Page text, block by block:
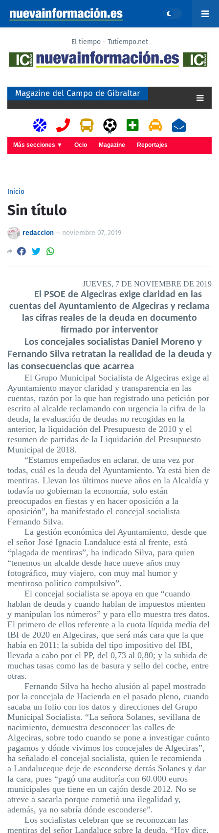
El tiempo - Tutiempo.net
Magazine del Campo de Gibraltar
A
Más secciones ▼ Ocio Magazine Reportajes
Inicio
Sin título
redaccion— noviembre 07, 2019
JUEVES, 7 DE NOVIEMBRE DE 2019
El PSOE de Algeciras exige claridad en las
cuentas del Ayuntamiento de Algeciras y reclama
las cifras reales de la deuda en documento
firmado por interventor
Los concejales socialistas Daniel Moreno y
Fernando Silva retratan la realidad de la deuda y
las consecuencias que acarrea
El Grupo Municipal Socialista de Algeciras exige al
Ayuntamiento mayor claridad y transparencia en las
cuentas, razón por la que han registrado una petición por
escrito al alcalde reclamando con urgencia la cifra de la
deuda, la evaluación de deudas no recogidas en la
anterior, la liquidación del Presupuesto de 2010 y el
resumen de partidas de la Liquidación del Presupuesto
Municipal de 2018.
“Estamos empeñados en aclarar, de una vez por
todas, cuál es la deuda del Ayuntamiento. Ya está bien de
mentiras. Llevan los últimos nueve años en la Alcaldía y
todavía no gobiernan la economía, solo están
preocupados en fiestas y en hacer oposición a la
oposición”, ha manifestado el concejal socialista
Fernando Silva.
La gestión económica del Ayuntamiento, desde que
el señor José Ignacio Landaluce está al frente, está
“plagada de mentiras”, ha indicado Silva, para quien
“tenemos un alcalde desde hace nueve años muy
fotográfico, muy viajero, con muy mal humor y
mentiroso político compulsivo”.
El concejal socialista se apoya en que “cuando
hablan de deuda y cuando hablan de impuestos mienten
y manipulan los números” y para ello muestra tres datos.
El primero de ellos referente a la cuota líquida media del
IBI de 2020 en Algeciras, que será más cara que la que
había en 2011; la subida del tipo impositivo del IBI,
llevada a cabo por el PP, del 0,73 al 0,80; y la subida de
muchas tasas como las de basura y sello del coche, entre
otras.
Fernando Silva ha hecho alusión al papel mostrado
por la concejala de Hacienda en el pasado pleno, cuando
sacaba un folio con los datos y direcciones del Grupo
Municipal Socialista. “La señora Solanes, sevillana de
nacimiento, demuestra desconocer las calles de
Algeciras, sobre todo cuando se pone a investigar cuánto
pagamos y dónde vivimos los concejales de Algeciras”,
ha señalado el concejal socialista, quien le recomienda
a Landaluceque deje de esconderse detrás Solanes y dar
la cara, pues “pagó una auditoría con 60.000 euros
municipales que tiene en un cajón desde 2012. No se
atreve a sacarla porque cometió una ilegalidad y,
además, ya no sabría dónde esconderse”.
Los socialistas celebran que se reconozcan las
mentiras del señor Landaluce sobre la deuda. “Hoy dice,